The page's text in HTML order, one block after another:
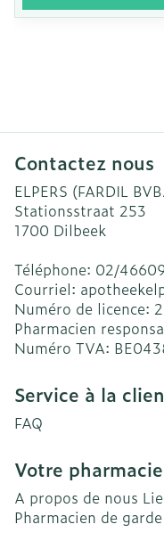
Contactez nous
ELPERS (FARDIL
Stationsstraat 253
1700 Dilbeek
Téléphone: 02/
Courriel:
Numéro de licence:
Pharmacien
Numéro TVA:
Service à la
FAQ
Votre pharmacie
A propos de nous
Pharmacien de garde